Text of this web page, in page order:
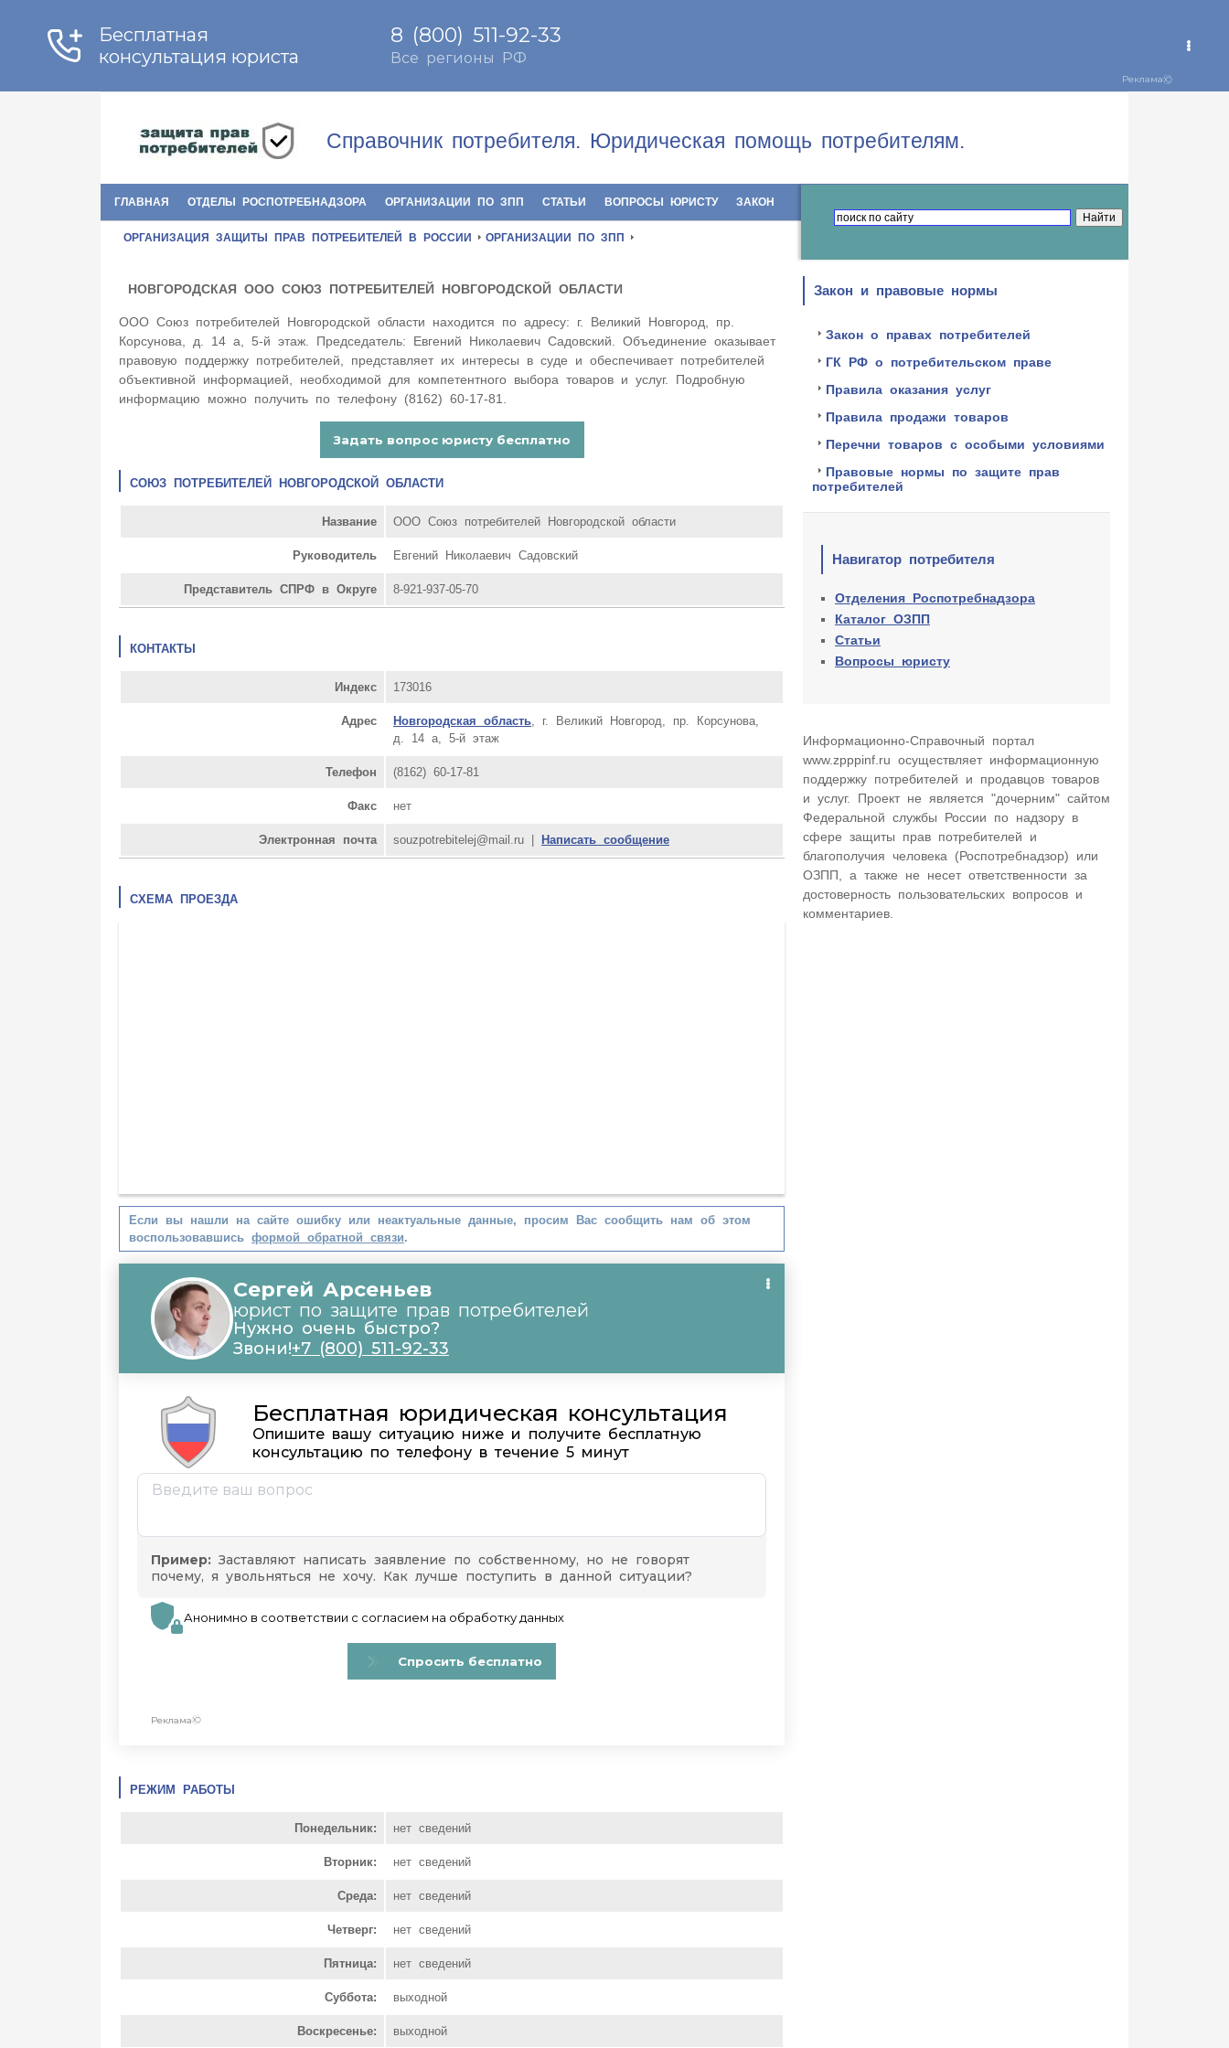
Справочник потребителя. Юридическая помощь потребителям.
ГЛАВНАЯ ОТДЕЛЫ РОСПОТРЕБНАДЗОРА ОРГАНИЗАЦИИ ПО ЗПП СТАТЬИ ВОПРОСЫ ЮРИСТУ ЗАКОН
ОРГАНИЗАЦИЯ ЗАЩИТЫ ПРАВ ПОТРЕБИТЕЛЕЙ В РОССИИ ОРГАНИЗАЦИИ ПО ЗПП
НОВГОРОДСКАЯ ООО СОЮЗ ПОТРЕБИТЕЛЕЙ НОВГОРОДСКОЙ ОБЛАСТИ
ООО Союз потребителей Новгородской области находится по адресу: г. Великий Новгород, пр.
Корсунова, д. 14 а, 5-й этаж. Председатель: Евгений Николаевич Садовский. Объединение оказывает
правовую поддержку потребителей, представляет их интересы в суде и обеспечивает потребителей
объективной информацией, необходимой для компетентного выбора товаров и услуг. Подробную
информацию можно получить по телефону (8162) 60-17-81.
СОЮЗ ПОТРЕБИТЕЛЕЙ НОВГОРОДСКОЙ ОБЛАСТИ
Название ООО Союз потребителей Новгородской области
Руководитель Евгений Николаевич Садовский
Представитель СПРФ в Округе 8-921-937-05-70
КОНТАКТЫ
Индекс 173016
Адрес Новгородская область, г. Великий Новгород, пр. Корсунова,
д. 14 а, 5-й этаж
Телефон (8162) 60-17-81
Факс нет
Электронная почта souzpotrebitelej@mail.ru | Написать сообщение
СХЕМА ПРОЕЗДА
Если вы нашли на сайте ошибку или неактуальные данные, просим Вас сообщить нам об этом
воспользовавшись формой обратной связи.
РЕЖИМ РАБОТЫ
Понедельник: нет сведений
Вторник: нет сведений
Среда: нет сведений
Четверг: нет сведений
Пятница: нет сведений
Суббота: выходной
Воскресенье: выходной
Закон и правовые нормы
Закон о правах потребителей
ГК РФ о потребительском праве
Правила оказания услуг
Правила продажи товаров
Перечни товаров с особыми условиями
Правовые нормы по защите прав
потребителей
Навигатор потребителя
Отделения Роспотребнадзора
Каталог ОЗПП
Статьи
Вопросы юристу
Информационно-Cправочный портал
www.zpppinf.ru осуществляет информационную
поддержку потребителей и продавцов товаров
и услуг. Проект не является "дочерним" сайтом
Федеральной службы России по надзору в
сфере защиты прав потребителей и
благополучия человека (Роспотребнадзор) или
ОЗПП, а также не несет ответственности за
достоверность пользовательских вопросов и
комментариев.